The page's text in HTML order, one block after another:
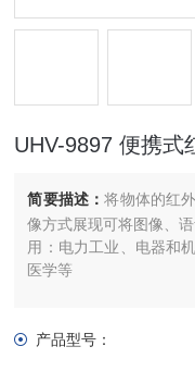
UHV-9897 便携式
简要描述：将物体的红
像方式展现可将图像、
用：电力工业、电器和
医学等
产品型号：